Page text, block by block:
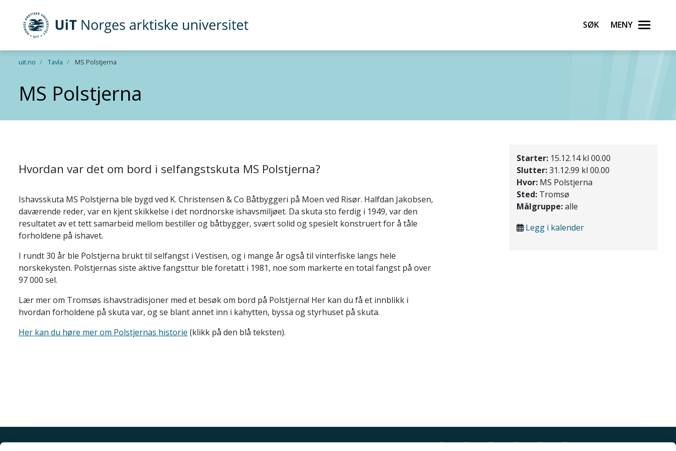
Gå til hovedinnhold
UiT Norges arktiske universitet Søk Meny
uit.no Tavla MS Polstjerna
MS Polstjerna
Hvordan var det om bord i selfangstskuta MS Polstjerna?
Ishavsskuta MS Polstjerna ble bygd ved K. Christensen & Co Båtbyggeri på Moen ved Risør. Halfdan Jakobsen,
daværende reder, var en kjent skikkelse i det nordnorske ishavsmiljøet. Da skuta sto ferdig i 1949, var den
resultatet av et tett samarbeid mellom bestiller og båtbygger, svært solid og spesielt konstruert for å tåle
forholdene på ishavet.
I rundt 30 år ble Polstjerna brukt til selfangst i Vestisen, og i mange år også til vinterfiske langs hele
norskekysten. Polstjernas siste aktive fangsttur ble foretatt i 1981, noe som markerte en total fangst på over
97 000 sel.
Lær mer om Tromsøs ishavstradisjoner med et besøk om bord på Polstjerna! Her kan du få et innblikk i
hvordan forholdene på skuta var, og se blant annet inn i kahytten, byssa og styrhuset på skuta.
Her kan du høre mer om Polstjernas historie (klikk på den blå teksten).
Starter:15.12.14 kl 00.00
Slutter:31.12.99 kl 00.00
Hvor:MS Polstjerna
Sted:Tromsø
Målgruppe:alle
Legg i kalender